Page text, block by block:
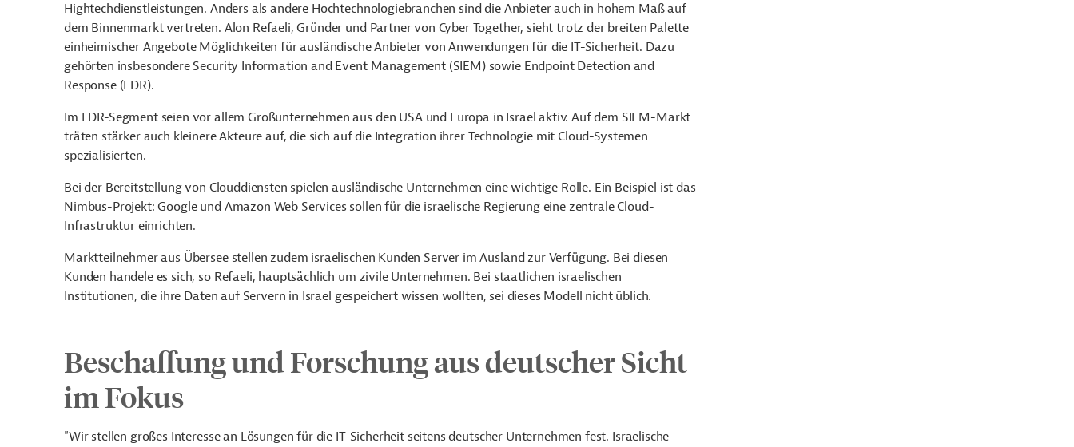
Hightechdienstleistungen. Anders als andere Hochtechnologiebranchen sind die Anbieter auch in hohem Maß auf
dem Binnenmarkt vertreten. Alon Refaeli, Gründer und Partner von Cyber Together, sieht trotz der breiten Palette
einheimischer Angebote Möglichkeiten für ausländische Anbieter von Anwendungen für die IT-Sicherheit. Dazu
gehörten insbesondere Security Information and Event Management (SIEM) sowie Endpoint Detection and
Response (EDR).
Im EDR-Segment seien vor allem Großunternehmen aus den USA und Europa in Israel aktiv. Auf dem SIEM-Markt
träten stärker auch kleinere Akteure auf, die sich auf die Integration ihrer Technologie mit Cloud-Systemen
spezialisierten.
Bei der Bereitstellung von Clouddiensten spielen ausländische Unternehmen eine wichtige Rolle. Ein Beispiel ist das
Nimbus-Projekt: Google und Amazon Web Services sollen für die israelische Regierung eine zentrale Cloud-
Infrastruktur einrichten.
Marktteilnehmer aus Übersee stellen zudem israelischen Kunden Server im Ausland zur Verfügung. Bei diesen
Kunden handele es sich, so Refaeli, hauptsächlich um zivile Unternehmen. Bei staatlichen israelischen
Institutionen, die ihre Daten auf Servern in Israel gespeichert wissen wollten, sei dieses Modell nicht üblich.
Beschaffung und Forschung aus deutscher Sicht
im Fokus
"Wir stellen großes Interesse an Lösungen für die IT-Sicherheit seitens deutscher Unternehmen fest. Israelische